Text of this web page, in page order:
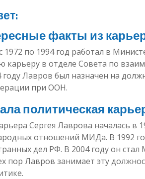
факты из
1972 по 1994 год работал в
карьеру в отделе Совета по
Лавров был назначен на
при ООН.
политическая
Сергея Лаврова началась в
отношений МИДа. В 1992
дел РФ. В 2004 году он
пор Лавров занимает эту